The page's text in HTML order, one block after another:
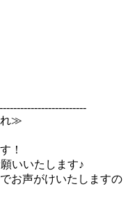
れ≫
！
いいたします♪
お声がけいたしますの